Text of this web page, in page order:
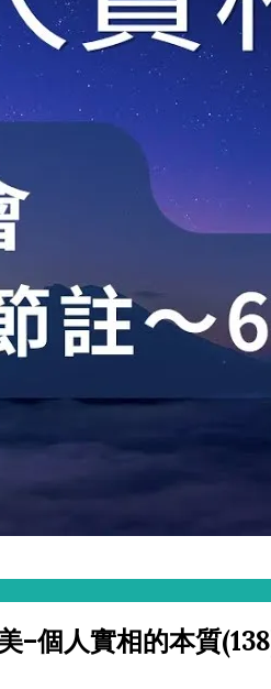
–個人實相的本質